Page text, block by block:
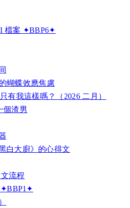
檔案 ✦BBP6✦
蝴蝶效應焦慮
有我這樣嗎？（2026 二月）
個渣男
白大廚》的心得文
流程
✦BBP1✦